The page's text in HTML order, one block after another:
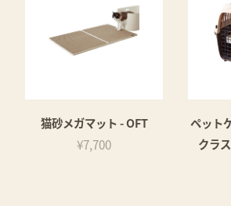
猫砂メガマット - OFT
¥7,700
ペット
クラ